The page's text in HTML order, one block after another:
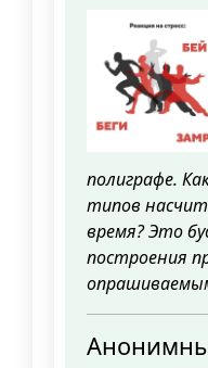
полиграфе.
типов
время? Это
построения